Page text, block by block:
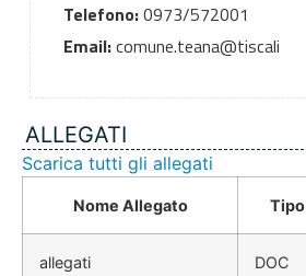
Telefono:0973/572001
Email:comune.teana@tiscali
ALLEGATI
Scarica tutti gli allegati
Nome Allegato Tipo
allegati DOC